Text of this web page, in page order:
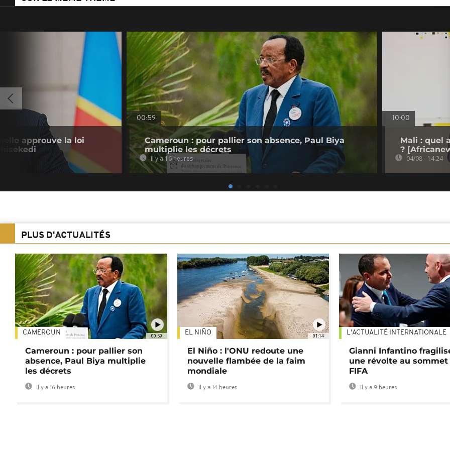
approuve la loi
00:59
Cameroun : pour pallier son absence, Paul Biya
multiplie les décrets
Il y a 16 heures
10:00
Mali : quel
?
04/08 - 14:24
PLUS D'ACTUALITÉS
00:59
CAMEROUN
Cameroun : pour pallier son
absence, Paul Biya multiplie
les décrets
Il y a 16 heures
01:14
EL NIÑO
El Niño : l'ONU redoute une
nouvelle flambée de la faim
mondiale
Il y a 14 heures
L'ACTUALITÉ INTERNATIONALE
Gianni Infantino
une révolte au sommet
FIFA
Il y a 9 heures